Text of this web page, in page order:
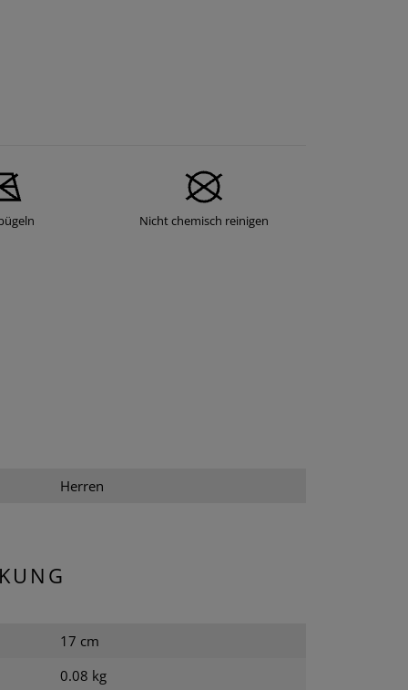
Nicht chemisch reinigen
Herren
17 cm
0.08 kg